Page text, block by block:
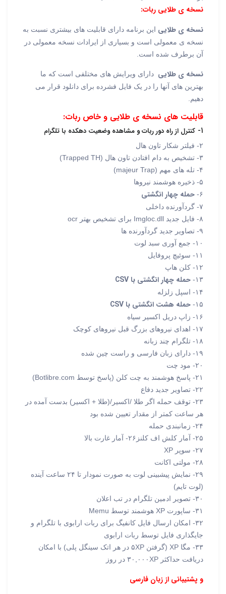
نسخه ی طلایی ربات:
نسخه ی طلایی این برنامه دارای قابلیت های بیشتری نسبت به
نسخه ی معمولی است و بسیاری از ایرادات نسخه معمولی در
آن برطرف شده است.
نسخه ی طلایی دارای ویرایش های مختلفی است که ما
بهترین های آنها را در یک فایل فشرده برای دانلود قرار می
دهیم.
قابلیت های نسخه ی طلایی و خاص ربات:
۱- کنترل از راه دور ربات و مشاهده وضعیت دهکده با تلگرام
۲- فیلتر شکار تاون هال
۳- تشخیص به دام افتادن تاون هال (Trapped TH)
۴- تله های مهم (majeur Trap)
۵- ذخیره هوشمند نیروها
۶-
حمله چهار انگشتی
۷- گردآورنده داخلی
۸- فایل جدید Imgloc.dll برای تشخیص بهتر ocr
۹- تصاویر جدید گردآورنده ها
۱۰- جمع آوری سبد لوت
۱۱- سوئیچ پروفایل
۱۲- کلن هاپ
۱۳-
حمله چهار انگشتی با CSV
۱۴- اسپل زلزله
۱۵-
حمله هشت انگشتی با CSV
۱۶- زاپ دریل اکسیر سیاه
۱۷- اهدای نیروهای بزرگ قبل نیروهای کوچک
۱۸- تلگرام چند زبانه
۱۹- دارای زبان فارسی و راست چین شده
۲۰- مود چت
۲۱- پاسخ هوشمند به چت کلن (پاسخ توسط Botlibre.com)
۲۲- تصاویر جدید دفاع
۲۳- توقف حمله اگر طلا /اکسیر/(طلا + اکسیر) بدست آمده در
هر ساعت کمتر از مقدار تعیین شده بود
۲۴- زمانبندی حمله
۲۵- آمار کلش اف کلنز۲۶- آمار غارت بالا
۲۷- سوپر XP
۲۸- مولتی اکانت
۲۹- نمایش پیشبینی لوت به صورت نمودار تا ۲۴ ساعت آینده
(لوت تایم)
۳۰- تصویر ادمین تلگرام در تب اعلان
۳۱- ساپورت XP هوشمند توسط Memu
۳۲- امکان ارسال فایل کانفیگ برای ربات ارابوی با تلگرام و
جایگذاری فایل توسط ربات ارابوی
۳۳- مگا XP (گرفتن ۵XP در هر اتک سینگل پلی) با امکان
دریافت حداکثر ۳۰,۰۰۰XP در روز
و پشتیبانی از زبان فارسی